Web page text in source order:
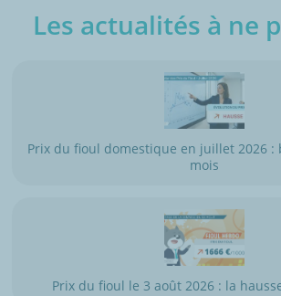
Les actualités à ne
Prix du fioul domestique en juillet 2026 :
mois
Prix du fioul le 3 août 2026 : la